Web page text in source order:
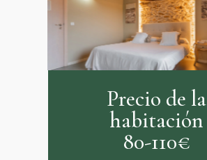
Precio de la
habitación
80-110€